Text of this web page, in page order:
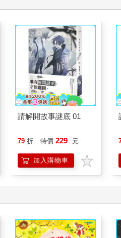
請解開故事謎底 01
79 折 特價 229 元
加入購物車